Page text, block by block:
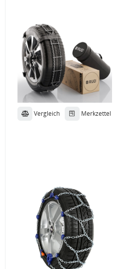
Vergleich Merkzettel